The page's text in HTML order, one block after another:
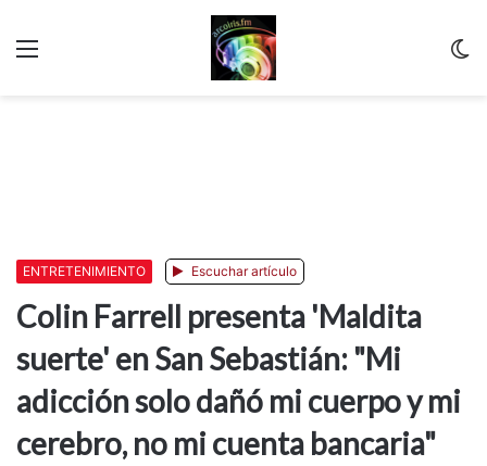
ENTRETENIMIENTO Escuchar artículo
Colin Farrell presenta 'Maldita
suerte' en San Sebastián: "Mi
adicción solo dañó mi cuerpo y mi
cerebro, no mi cuenta bancaria"